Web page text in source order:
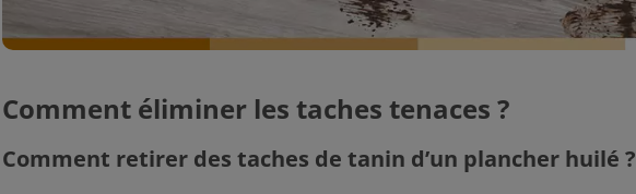
Comment éliminer les taches tenaces ?
Comment retirer des taches de tanin d’un plancher huilé ?